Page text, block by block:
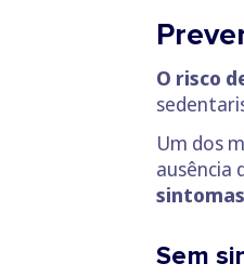
O risco
Um dos
ausência
Sem